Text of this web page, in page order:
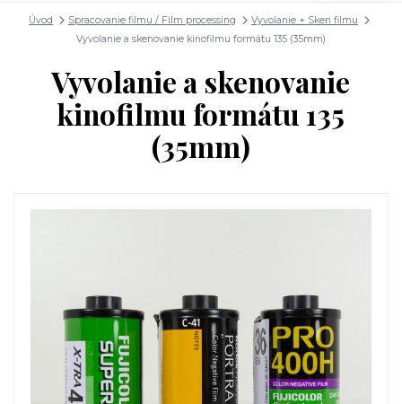
Úvod Spracovanie filmu / Film processing
Vyvolanie + Sken filmu
Vyvolanie a skenovanie kinofilmu formátu 135 (35mm)
Vyvolanie a skenovanie
kinofilmu formátu 135
(35mm)